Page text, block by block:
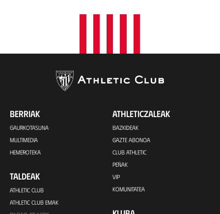
BERRIAK
GAURKOTASUNA
MULTIMEDIA
HEMEROTEKA
TALDEAK
ATHLETIC CLUB
ATHLETIC CLUB EMAK
ATHLETICZALEAK
BAZKIDEAK
GAZTE ABONOA
CLUB ATHLETIC
PEÑAK
VIP
KOMUNITATEA